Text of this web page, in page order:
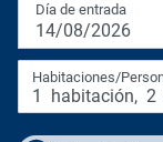
Día de entrada
14/08/2026
Habitaciones/
1 habitación, 2